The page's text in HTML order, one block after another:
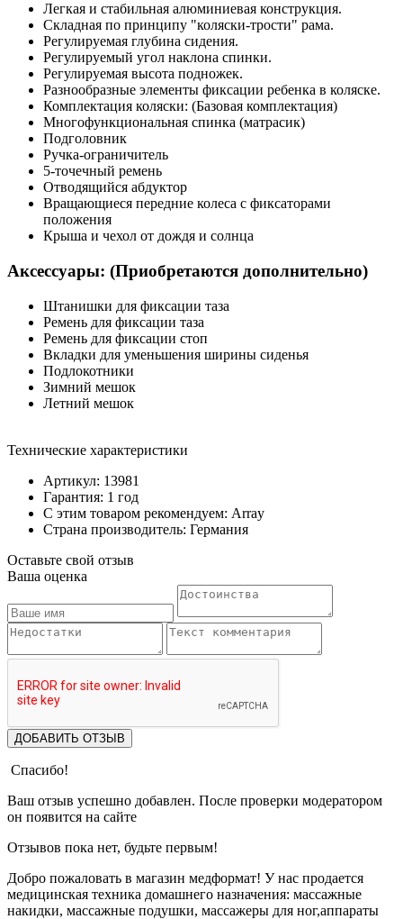
Легкая и стабильная алюминиевая конструкция.
Складная по принципу "коляски-трости" рама.
Регулируемая глубина сидения.
Регулируемый угол наклона спинки.
Регулируемая высота подножек.
Разнообразные элементы фиксации ребенка в коляске.
Комплектация коляски: (Базовая комплектация)
Многофункциональная спинка (матрасик)
Подголовник
Ручка-ограничитель
5-точечный ремень
Отводящийся абдуктор
Вращающиеся передние колеса с фиксаторами
положения
Крыша и чехол от дождя и солнца
Аксессуары: (Приобретаются дополнительно)
Штанишки для фиксации таза
Ремень для фиксации таза
Ремень для фиксации стоп
Вкладки для уменьшения ширины сиденья
Подлокотники
Зимний мешок
Летний мешок
Технические характеристики
Артикул: 13981
Гарантия: 1 год
С этим товаром рекомендуем: Array
Страна производитель: Германия
Оставьте свой отзыв
Ваша оценка
ДОБАВИТЬ ОТЗЫВ
Спасибо!
Ваш отзыв успешно добавлен. После проверки модератором
он появится на сайте
Отзывов пока нет, будьте первым!
Добро пожаловать в магазин медформат! У нас продается
медицинская техника домашнего назначения: массажные
накидки, массажные подушки, массажеры для ног,аппараты